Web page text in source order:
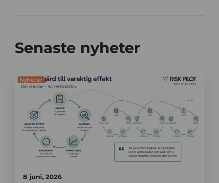
Senaste nyheter
Nyheter
8 juni, 2026